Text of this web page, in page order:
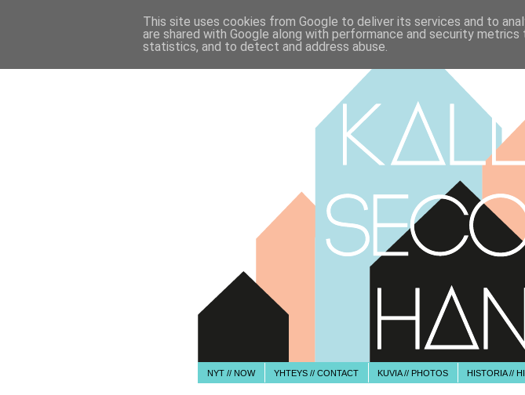
NYT // NOW YHTEYS // CONTACT KUVIA // PHOTOS HISTORIA //
This site uses cookies from Google to deliver its services and to
are shared with Google along with performance and security
statistics, and to detect and address abuse.